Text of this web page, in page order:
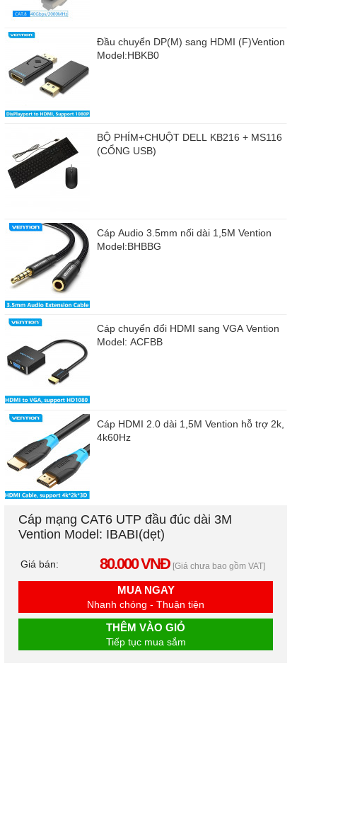
Đầu chuyển DP(M) sang HDMI (F)Vention
Model:HBKB0
BỘ PHÍM+CHUỘT DELL KB216 + MS116
(CỔNG USB)
Cáp Audio 3.5mm nối dài 1,5M Vention
Model:BHBBG
Cáp chuyển đổi HDMI sang VGA Vention
Model: ACFBB
Cáp HDMI 2.0 dài 1,5M Vention hỗ trợ 2k,
4k60Hz
Cáp mạng CAT6 UTP đầu đúc dài 3M
Vention Model: IBABI(dẹt)
Giá bán: 80.000 VNĐ [Giá chưa bao gồm VAT]
MUA NGAY
Nhanh chóng - Thuận tiện
THÊM VÀO GIỎ
Tiếp tục mua sắm